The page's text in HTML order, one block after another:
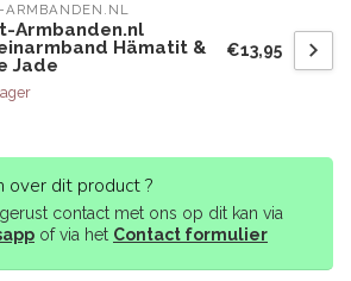
ARMBANDEN.NL
Armbanden.nl
Hämatit &
Jade
€13,95
over dit product ?
contact met ons op dit kan via
of via het Contact formulier